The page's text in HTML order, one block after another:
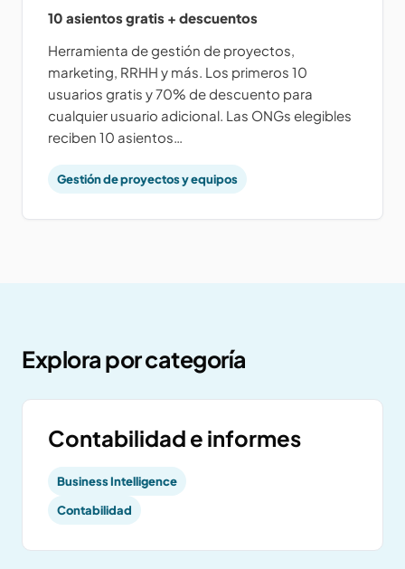
10 asientos gratis + descuentos
Herramienta de gestión de proyectos,
marketing, RRHH y más. Los primeros 10
usuarios gratis y 70% de descuento para
cualquier usuario adicional. Las ONGs elegibles
reciben 10 asientos…
Gestión de proyectos y equipos
Explora por categoría
Contabilidad e informes
Business Intelligence
Contabilidad